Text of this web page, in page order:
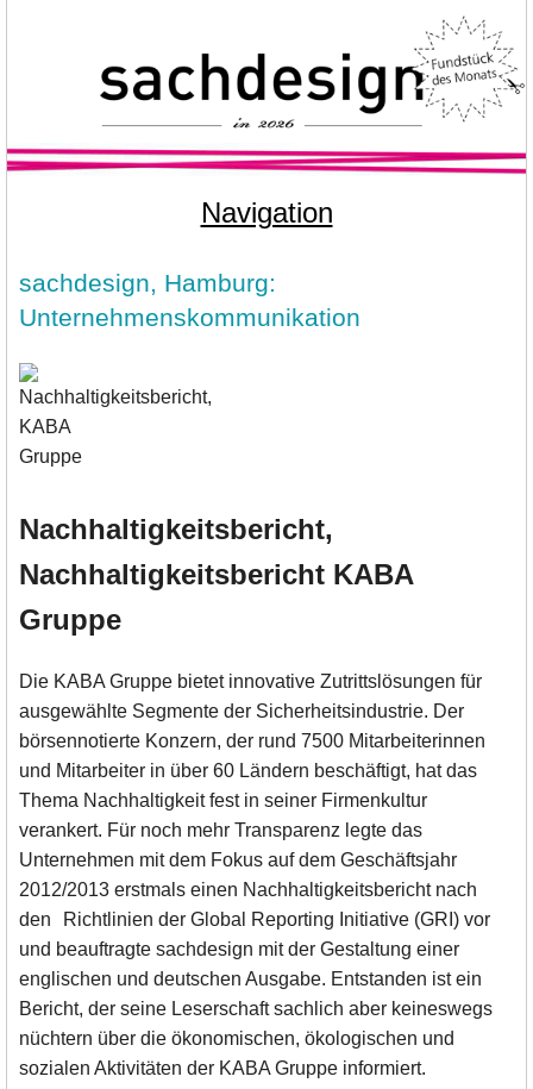
Navigation
sachdesign, Hamburg:
Unternehmenskommunikation
Nachhaltigkeitsbericht,
Nachhaltigkeitsbericht KABA
Gruppe
Die KABA Gruppe bietet innovative Zutrittslösungen für
ausgewählte Segmente der Sicherheitsindustrie. Der
börsennotierte Konzern, der rund 7500 Mitarbeiterinnen
und Mitarbeiter in über 60 Ländern beschäftigt, hat das
Thema Nachhaltigkeit fest in seiner Firmenkultur
verankert. Für noch mehr Transparenz legte das
Unternehmen mit dem Fokus auf dem Geschäftsjahr
2012/2013 erstmals einen Nachhaltigkeitsbericht nach
den Richtlinien der Global Reporting Initiative (GRI) vor
und beauftragte sachdesign mit der Gestaltung einer
englischen und deutschen Ausgabe. Entstanden ist ein
Bericht, der seine Leserschaft sachlich aber keineswegs
nüchtern über die ökonomischen, ökologischen und
sozialen Aktivitäten der KABA Gruppe informiert.